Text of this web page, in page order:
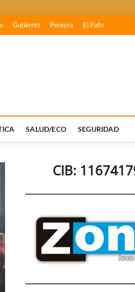
Gutiérrez Pereyra El Pato
SALUD/ECO SEGURIDAD
CIB: